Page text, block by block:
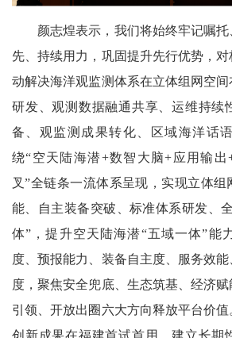
颜志煌表示，我们将始终牢记嘱
先、持续用力，巩固提升先行优势，
动解决海洋观监测体系在立体组网空
研发、观测数据融通共享、运维持续
备、观监测成果转化、区域海洋话
绕“空天陆海潜+数智大脑+应用输出
叉”全链条一流体系呈现，实现立体
能、自主装备突破、标准体系研发、
体”，提升空天陆海潜“五域一体”能
度、预报能力、装备自主度、服务效
度，聚焦安全兜底、生态筑基、经济
引领、开放出圈六大方向释放平台价